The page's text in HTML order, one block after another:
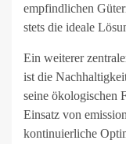
empfindlichen
stets die ideale
Ein weiterer
ist die
seine ökologischen
Einsatz von
kontinuierliche